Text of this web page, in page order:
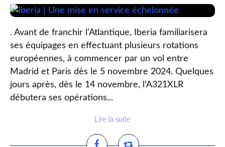
. Avant de franchir l’Atlantique, Iberia familiarisera
ses équipages en effectuant plusieurs rotations
européennes, à commencer par un vol entre
Madrid et Paris dès le 5 novembre 2024. Quelques
jours après, dès le 14 novembre, l’A321XLR
débutera ses opérations...
Lire la suite